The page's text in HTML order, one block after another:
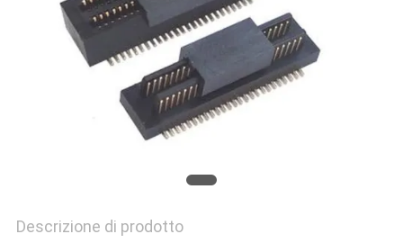
Descrizione di prodotto